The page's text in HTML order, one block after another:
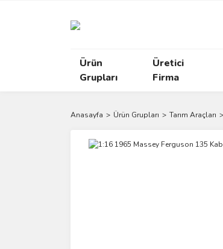
Ürün
Grupları
Üretici
Firma
Anasayfa Ürün Grupları Tarım Araçları